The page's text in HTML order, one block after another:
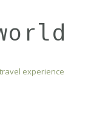
experience